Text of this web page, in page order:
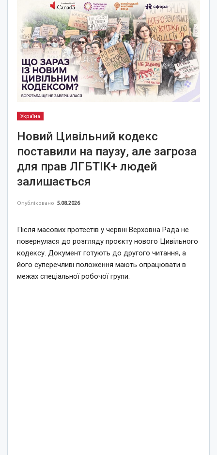
Україна
Новий Цивільний кодекс
поставили на паузу, але загроза
для прав ЛГБТІК+ людей
залишається
Опубліковано 5.08.2026
Після масових протестів у червні Верховна Рада не
повернулася до розгляду проєкту нового Цивільного
кодексу. Документ готують до другого читання, а
його суперечливі положення мають опрацювати в
межах спеціальної робочої групи.